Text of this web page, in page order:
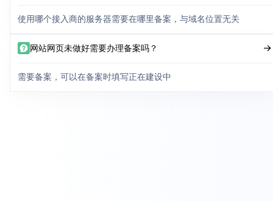
使用哪个接入商的服务器需要在哪里备案，与域名位置无关
网站网页未做好需要办理备案吗？
需要备案，可以在备案时填写正在建设中